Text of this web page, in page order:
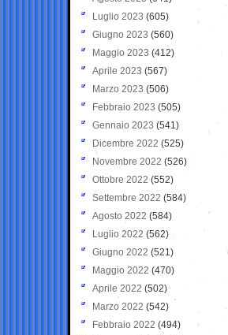
Luglio 2023 (605)
Giugno 2023 (560)
Maggio 2023 (412)
Aprile 2023 (567)
Marzo 2023 (506)
Febbraio 2023 (505)
Gennaio 2023 (541)
Dicembre 2022 (525)
Novembre 2022 (526)
Ottobre 2022 (552)
Settembre 2022 (584)
Agosto 2022 (584)
Luglio 2022 (562)
Giugno 2022 (521)
Maggio 2022 (470)
Aprile 2022 (502)
Marzo 2022 (542)
Febbraio 2022 (494)